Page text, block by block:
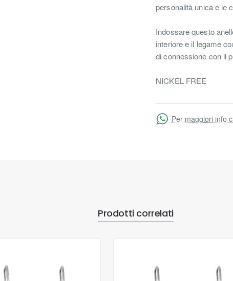
personalità unica e le
Indossare questo
interiore e il legame
di connessione con il
NICKEL FREE
Per maggiori info
Prodotti correlati